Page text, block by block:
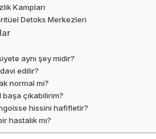
Kampları
Detoks Merkezleri
aynı şey midir?
edilir?
normal mi?
başa çıkabilirim?
hissini hafifletir?
hastalık mı?